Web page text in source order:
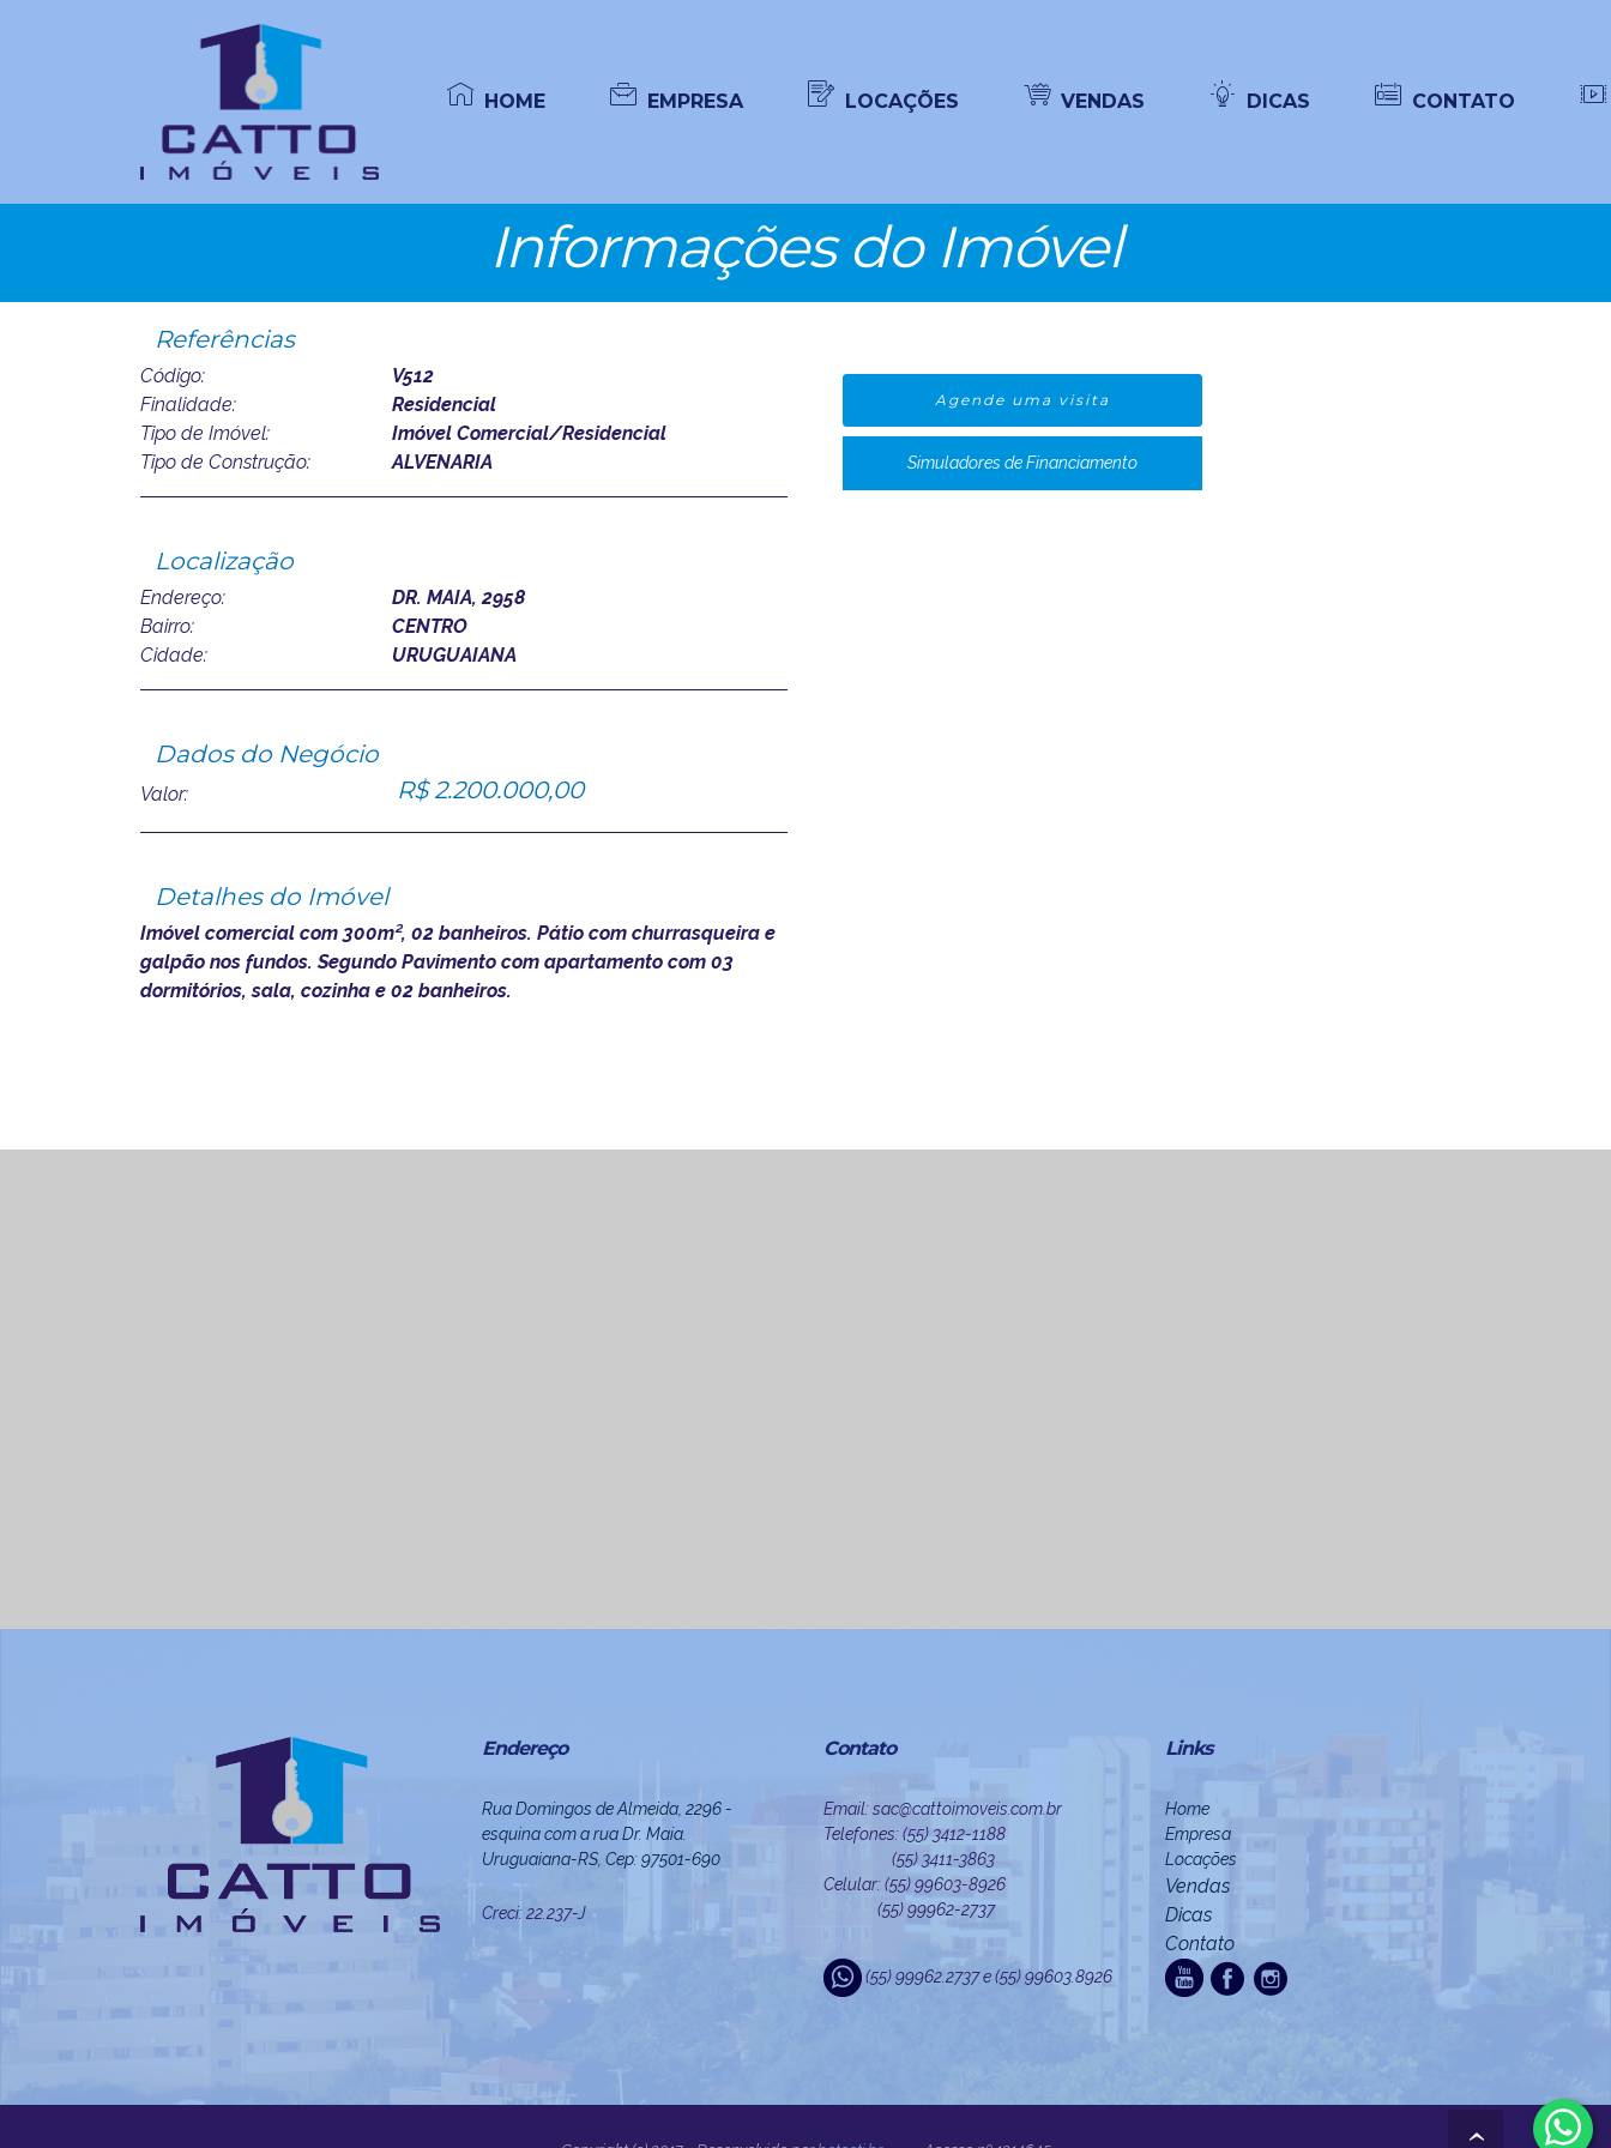
HOME EMPRESA LOCAÇÕES VENDAS DICAS CONTATO
Informações do Imóvel
Referências
Código:
V512
Finalidade:
Residencial
Tipo de Imóvel:
Imóvel Comercial/Residencial
Tipo de Construção:
ALVENARIA
Localização
Endereço:
DR. MAIA, 2958
Bairro:
CENTRO
Cidade:
URUGUAIANA
Dados do Negócio
Valor: R$ 2.200.000,00
Detalhes do Imóvel
Imóvel comercial com 300m², 02 banheiros. Pátio com churrasqueira e
galpão nos fundos. Segundo Pavimento com apartamento com 03
dormitórios, sala, cozinha e 02 banheiros.
Agende uma visita
Simuladores de Financiamento
Endereço
Rua Domingos de Almeida, 2296 -
esquina com a rua Dr. Maia.
Uruguaiana-RS, Cep: 97501-690
Creci: 22.237-J
Contato
Email: sac@cattoimoveis.com.br
Telefones: (55) 3412-1188
(55) 3411-3863
Celular: (55) 99603-8926
(55) 99962-2737
Links
Home
Empresa
Locações
Vendas
Dicas
Contato
(55) 99962.2737 e (55) 99603.8926